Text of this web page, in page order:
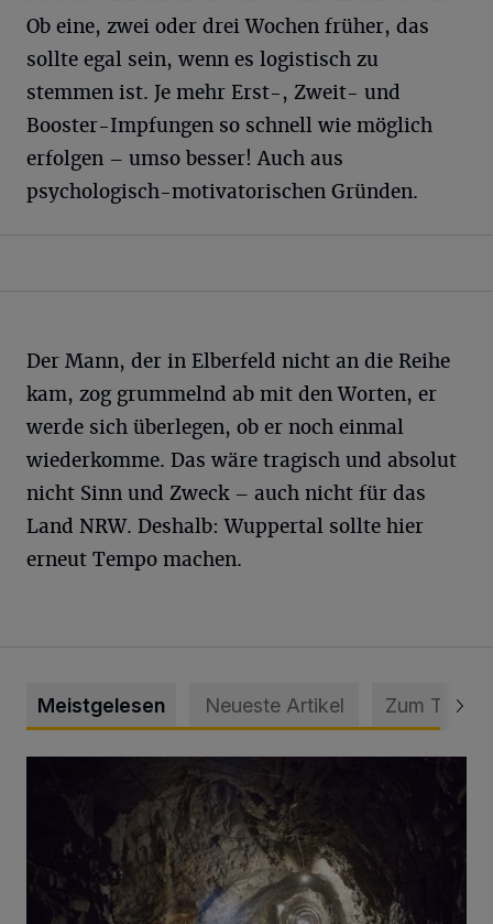
Ob eine, zwei oder drei Wochen früher, das
sollte egal sein, wenn es logistisch zu
stemmen ist. Je mehr Erst-, Zweit- und
Booster-Impfungen so schnell wie möglich
erfolgen – umso besser! Auch aus
psychologisch-motivatorischen Gründen.
Der Mann, der in Elberfeld nicht an die Reihe
kam, zog grummelnd ab mit den Worten, er
werde sich überlegen, ob er noch einmal
wiederkomme. Das wäre tragisch und absolut
nicht Sinn und Zweck – auch nicht für das
Land NRW. Deshalb: Wuppertal sollte hier
erneut Tempo machen.
Meistgelesen Neueste Artikel Zum Thema